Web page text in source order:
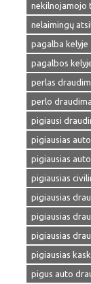
nekilnojamojo
nelaimingų
pagalba kelyje
pagalbos
perlas
perlo
pigiausi
pigiausias
pigiausias
pigiausias
pigiausias
pigiausias
pigiausias
pigiausias
pigus auto